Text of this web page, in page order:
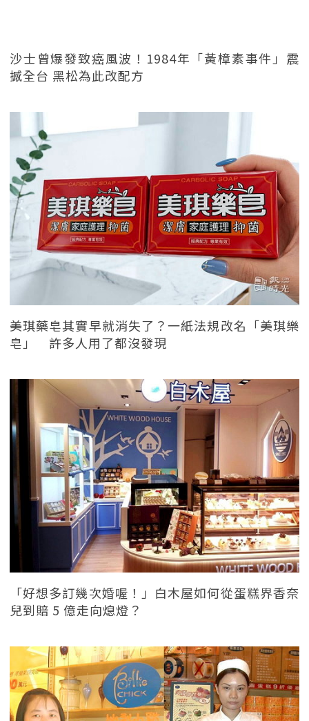
沙士曾爆發致癌風波！1984年「黃樟素事件」震
撼全台 黑松為此改配方
美琪藥皂其實早就消失了？一紙法規改名「美琪樂
皂」 許多人用了都沒發現
「好想多訂幾次婚喔！」白木屋如何從蛋糕界香奈
兒到賠 5 億走向熄燈？